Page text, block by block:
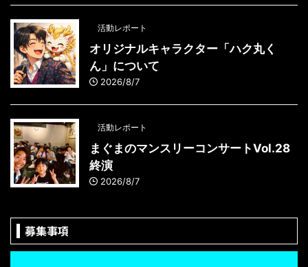
活動レポート
オリジナルキャラクター「ハク丸く
ん」について
2026/8/7
活動レポート
まぐまのマンスリーコンサートVol.28
終演
2026/8/7
募集事項